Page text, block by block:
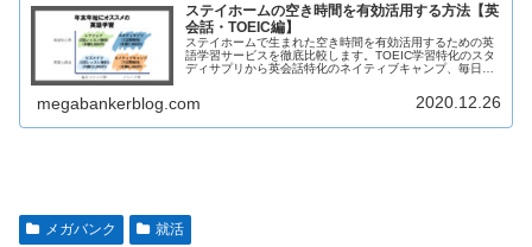
ステイホームの空き時間を有効活用する方法【英
会話・TOEIC編】
ステイホームで生まれた空き時間を有効活用するための英
語学習サービスを徹底比較します。TOEIC学習特化のスタ
ディサプリから英会話特化のネイティブキャンプ、毎日コ
ついて実体験をもとに現役メガバンク行員が解説します。
megabankerblog.com 2020.12.26
メガバンク 就活